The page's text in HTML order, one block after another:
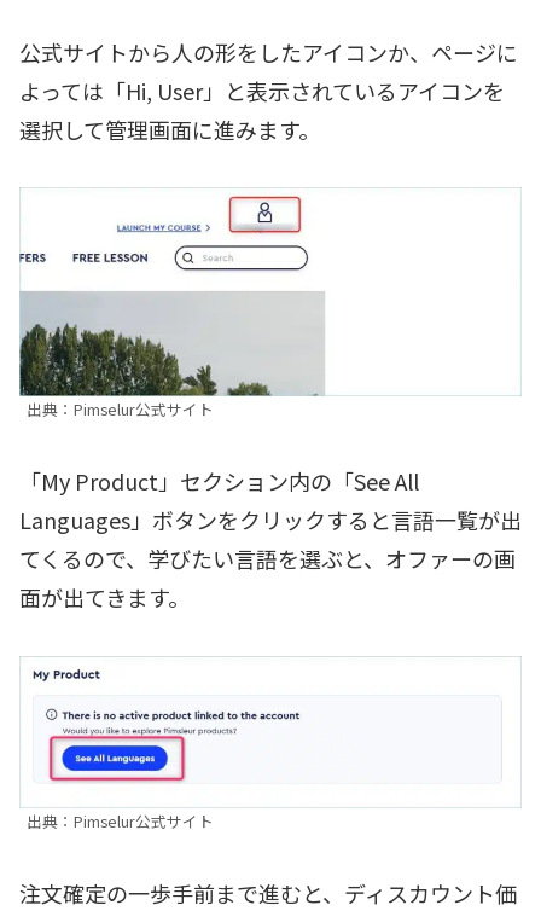
公式サイトから人の形をしたアイコンか、ページに
よっては「Hi, User」と表示されているアイコンを
選択して管理画面に進みます。
出典：Pimselur公式サイト
「My Product」セクション内の「See All
Languages」ボタンをクリックすると言語一覧が出
てくるので、学びたい言語を選ぶと、オファーの画
面が出てきます。
出典：Pimselur公式サイト
注文確定の一歩手前まで進むと、ディスカウント価